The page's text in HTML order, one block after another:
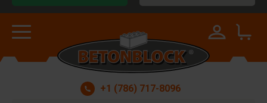
+1 (786) 717-8096